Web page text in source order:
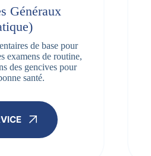
Généraux
de base pour
examens de routine,
des gencives pour
santé.